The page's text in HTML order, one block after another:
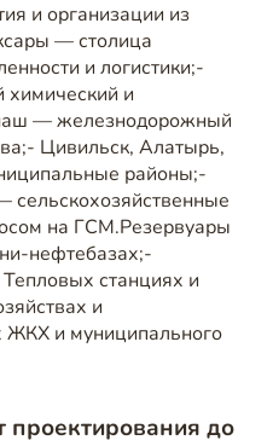
и организации из
— столица
и логистики;-
и
— железнодорожный
Цивильск, Алатырь,
районы;-
на ГСМ.Резервуары
нефтебазах;-
станциях и
и
ЖКХ и муниципального
проектирования до